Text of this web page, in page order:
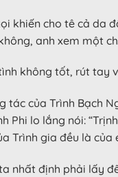
khiến cho tê cả da
anh xem một
không tốt, rút tay
tác của Trình Bạch
Phi lo lắng nói:
Trình gia đều là
nhất định phải lấy